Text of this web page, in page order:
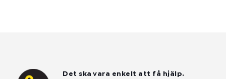
Det ska vara enkelt att få hjälp.